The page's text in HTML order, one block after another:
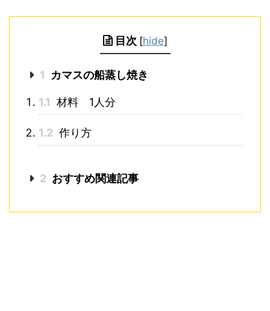
目次 [hide]
1 カマスの船蒸し焼き
1.1 材料 1人分
1.2 作り方
2 おすすめ関連記事